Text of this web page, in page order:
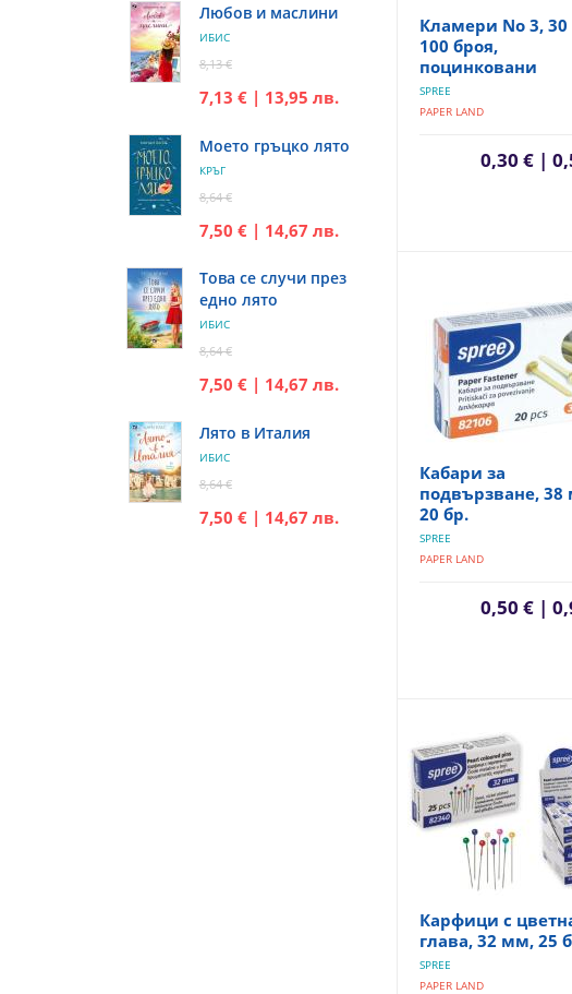
Любов и маслини
ИБИС
8,13 €
7,13 € | 13,95 лв.
Моето гръцко лято
КРЪГ
8,64 €
7,50 € | 14,67 лв.
Това се случи през
едно лято
ИБИС
8,64 €
7,50 € | 14,67 лв.
Лято в Италия
ИБИС
8,64 €
7,50 € | 14,67 лв.
Кламери No 3,
100 броя,
поцинковани
SPREE
PAPER LAND
0,30 € |
Кабари за
подвързване,
20 бр.
SPREE
PAPER LAND
0,50 € |
Карфици с
глава, 32 мм, 25
SPREE
PAPER LAND